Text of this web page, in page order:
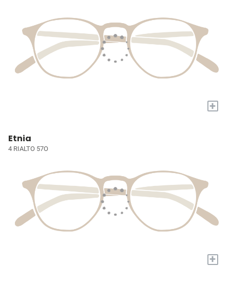
+
Etnia
4 RIALTO 57O
+